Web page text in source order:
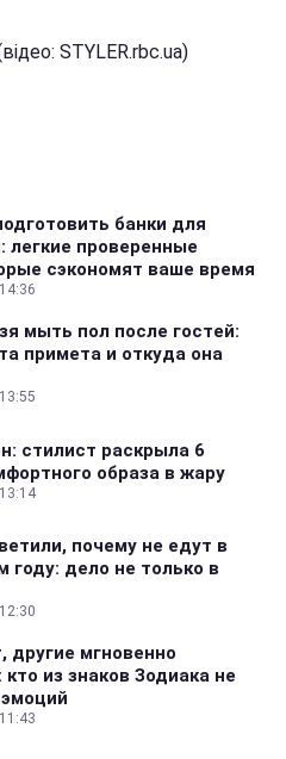
STYLER.rbc.ua)
банки для
легкие проверенные
сэкономят ваше время
мыть пол после гостей:
примета и откуда она
стилист раскрыла 6
образа в жару
почему не едут в
году: дело не только в
другие мгновенно
из знаков Зодиака не